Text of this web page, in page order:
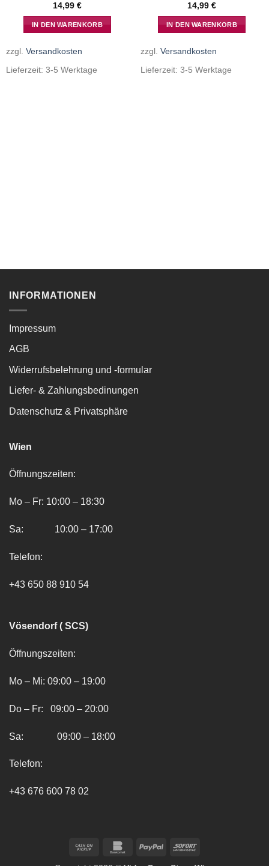
14,99 €
IN DEN WARENKORB
zzgl. Versandkosten
Lieferzeit: 3-5 Werktage
14,99 €
IN DEN WARENKORB
zzgl. Versandkosten
Lieferzeit: 3-5 Werktage
INFORMATIONEN
Impressum
AGB
Widerrufsbelehrung und -formular
Liefer- & Zahlungsbedinungen
Datenschutz & Privatsphäre
Wien
Öffnungszeiten:
Mo – Fr: 10:00 – 18:30
Sa: 10:00 – 17:00
Telefon:
+43 650 88 910 54
Vösendorf ( SCS)
Öffnungszeiten:
Mo – Mi: 09:00 – 19:00
Do – Fr: 09:00 – 20:00
Sa: 09:00 – 18:00
Telefon:
+43 676 600 78 02
Cash
BankomatPayPal Sofort